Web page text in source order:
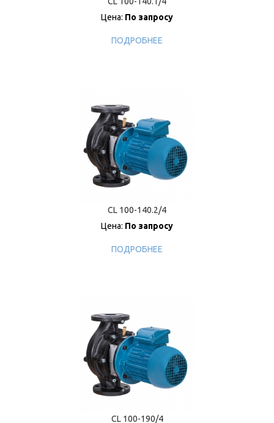
Цена: По запросу
ПОДРОБНЕЕ
CL 100-140.2/4
Цена: По запросу
ПОДРОБНЕЕ
CL 100-190/4